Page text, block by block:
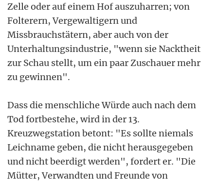
Zelle oder auf einem Hof auszuharren; von
Folterern, Vergewaltigern und
Missbrauchstätern, aber auch von der
Unterhaltungsindustrie, "wenn sie Nacktheit
zur Schau stellt, um ein paar Zuschauer mehr
zu gewinnen".
Dass die menschliche Würde auch nach dem
Tod fortbestehe, wird in der 13.
Kreuzwegstation betont: "Es sollte niemals
Leichname geben, die nicht herausgegeben
und nicht beerdigt werden", fordert er. "Die
Mütter, Verwandten und Freunde von